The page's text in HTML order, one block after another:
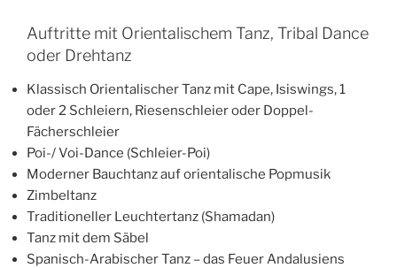
Auftritte mit Orientalischem Tanz, Tribal Dance
oder Drehtanz
Klassisch Orientalischer Tanz mit Cape, Isiswings, 1
oder 2 Schleiern, Riesenschleier oder Doppel-
Fächerschleier
Poi-/ Voi-Dance (Schleier-Poi)
Moderner Bauchtanz auf orientalische Popmusik
Zimbeltanz
Traditioneller Leuchtertanz (Shamadan)
Tanz mit dem Säbel
Spanisch-Arabischer Tanz – das Feuer Andalusiens